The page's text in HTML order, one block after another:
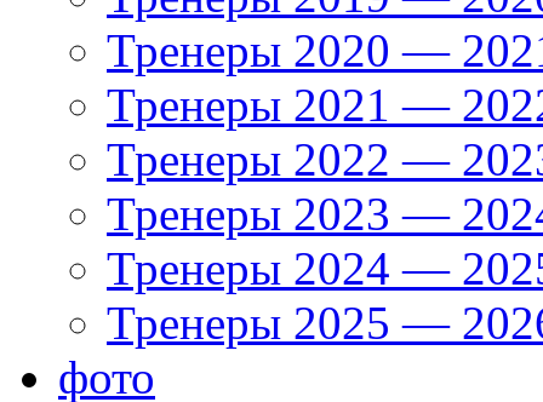
Тренеры 2020 —
Тренеры 2021 —
Тренеры 2022 —
Тренеры 2023 —
Тренеры 2024 —
Тренеры 2025 —
фото